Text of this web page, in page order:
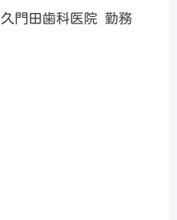
門田歯科医院 勤務